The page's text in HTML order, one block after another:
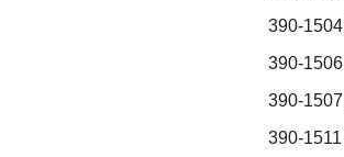
390-1504
390-1506
390-1507
390-1511